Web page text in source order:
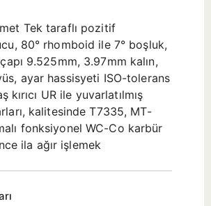
Tek taraflı pozitif
80° rhomboid ile 7° boşluk,
9.525mm, 3.97mm kalın,
ayar hassisyeti ISO-tolerans
kırıcı UR ile yuvarlatılmış
kalitesinde T7335, MT-
fonksiyonel WC-Co karbür
ila ağır işlemek